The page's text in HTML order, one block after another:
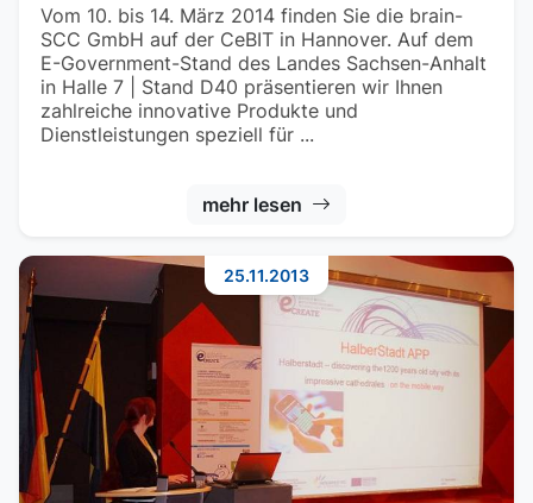
Vom 10. bis 14. März 2014 finden Sie die brain-
SCC GmbH auf der CeBIT in Hannover. Auf dem
E-Government-Stand des Landes Sachsen-Anhalt
in Halle 7 | Stand D40 präsentieren wir Ihnen
zahlreiche innovative Produkte und
Dienstleistungen speziell für ...
mehr lesen
25.11.2013